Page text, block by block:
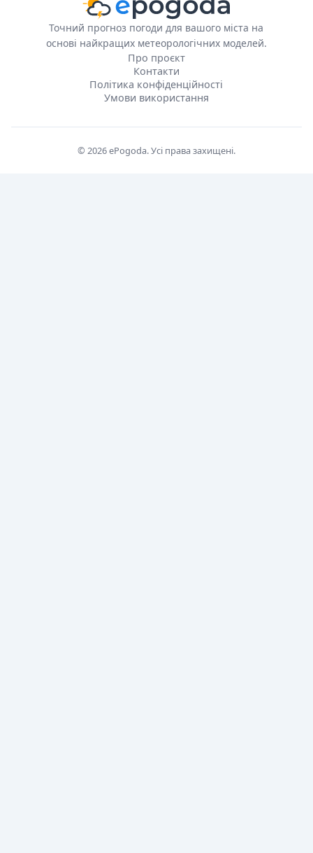
Точний прогноз погоди для вашого міста на
основі найкращих метеорологічних моделей.
Про проєкт
Контакти
Політика конфіденційності
Умови використання
© 2026 ePogoda. Усі права захищені.